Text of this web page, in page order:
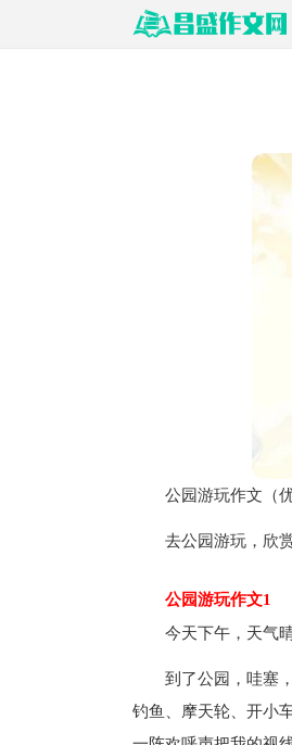
公园游玩作文（优
去公园游玩，欣
公园游玩作文1
今天下午，天气
到了公园，哇塞
钓鱼、摩天轮、开小